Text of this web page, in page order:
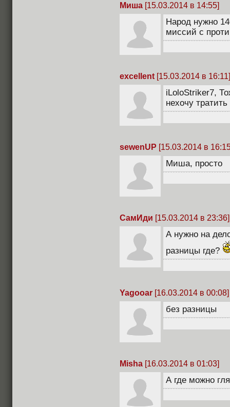
Миша [15.03.2014 в 14:55]
Народ нужно
миссий с
excellent [15.03.2014 в 16:11]
iLoloStriker7,
нехочу
sewenUP [15.03.2014 в
Миша, просто
СамИди [15.03.2014 в 23:36]
А нужно на
разницы где?
Yagооar [16.03.2014 в 00:08]
без разницы
Misha [16.03.2014 в 01:03]
А где можно